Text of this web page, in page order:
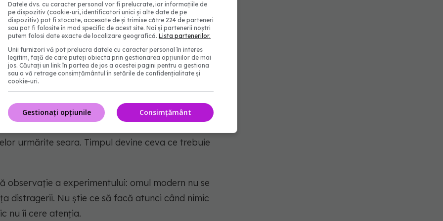
refugii sunt considerate distrageri. Practica
prezent. Când mintea pleacă spre o ceartă
o frică sau spre o planificare obsesivă,
Fără dramatizare, fără judecată, fără să te
flux permanent de informații, această
epuizantă. Timpul, care în viața obișnuită
dilate. Zilele nu mai trec în ritmul notificărilor,
urmărite seara. Timpul devine ceva ce trebuie
observație a experimentului: omul modern nu se
distragerii. Nu știe ce să facă atunci când nimic
nu îi cere atenția.
Datele dvs. cu caracter personal vor fi prelucrate, iar informațiile de
pe dispozitiv (cookie-uri, identificatori unici și alte date de pe
dispozitiv) pot fi stocate, accesate de și trimise către 224 de parteneri
sau pot fi folosite în mod specific de acest site. Noi și partenerii noștri
putem folosi date exacte de localizare geografică. Lista partenerilor.
Unii furnizori vă pot prelucra datele cu caracter personal în interes
legitim, față de care puteți obiecta prin gestionarea opțiunilor de mai
jos. Căutați un link în partea de jos a acestei pagini pentru a gestiona
sau a vă retrage consimțământul în setările de confidențialitate și
cookie-uri.
Consimțământ
Gestionați opțiunile